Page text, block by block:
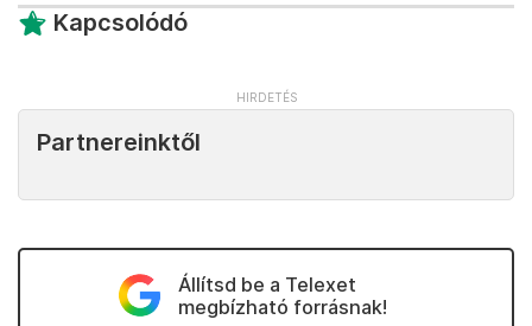
Kapcsolódó
Partnereinktől
Állítsd be a Telexet
megbízható forrásnak!